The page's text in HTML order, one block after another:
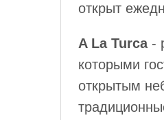
открыт
A La Turca-
которыми
открытым